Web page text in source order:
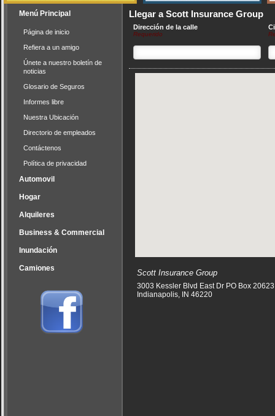
Menú Principal
Página de inicio
Refiera a un amigo
Únete a nuestro boletín de
noticias
Glosario de Seguros
Informes libre
Nuestra Ubicación
Directorio de empleados
Contáctenos
Política de privacidad
Automovil
Hogar
Alquileres
Business & Commercial
Inundación
Camiones
Llegar a Scott Insurance Group
Dirección de la calle
Requerido
Scott Insurance Group
3003 Kessler Blvd East Dr PO Box 20623
Indianapolis, IN 46220